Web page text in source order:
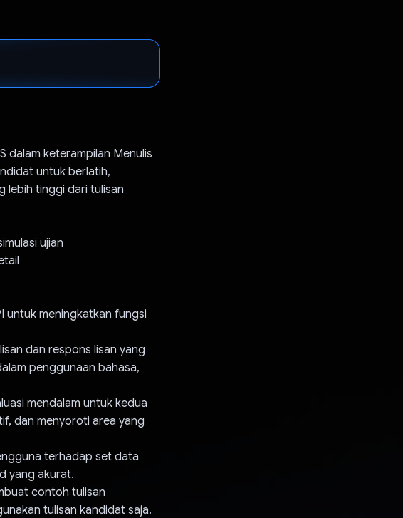
dalam keterampilan Menulis
untuk berlatih,
lebih tinggi dari tulisan
ujian
untuk meningkatkan fungsi
dan respons lisan yang
penggunaan bahasa,
mendalam untuk kedua
dan menyoroti area yang
terhadap set data
yang akurat.
contoh tulisan
tulisan kandidat saja.